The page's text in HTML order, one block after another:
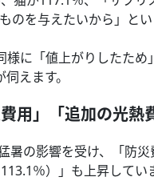
のを与えたいから」と
様に「値上がりしたた
えます。
用」「追加の光熱
暑の影響を受け、「防
％）」も上昇してい